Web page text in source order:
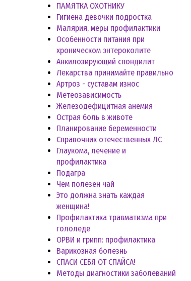
ПАМЯТКА ОХОТНИКУ
Гигиена девочки подростка
Малярия, меры профилактики
Особенности питания при
хроническом энтероколите
Анкилозирующий спондилит
Лекарства принимайте правильно
Артроз - суставам износ
Метеозависимость
Железодефицитная анемия
Острая боль в животе
Планирование беременности
Справочник отечественных ЛС
Глаукома, лечение и
профилактика
Подагра
Чем полезен чай
Это должна знать каждая
женщина!
Профилактика травматизма при
гололеде
ОРВИ и грипп: профилактика
Варикозная болезнь
СПАСИ СЕБЯ ОТ СПАЙСА!
Методы диагностики заболеваний